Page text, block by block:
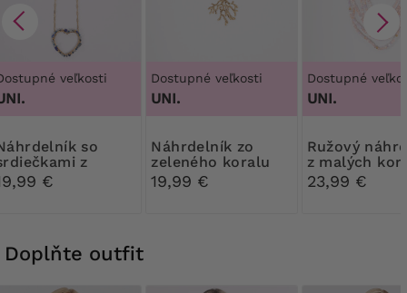
veľkosti
so
z
korálok
€
Dostupné veľkosti
UNI.
Náhrdelník zo
zeleného koralu
19,99 €
Dostupné
UNI.
Ružový náhrdelník
z malých
23,99 €
Doplňte outfit